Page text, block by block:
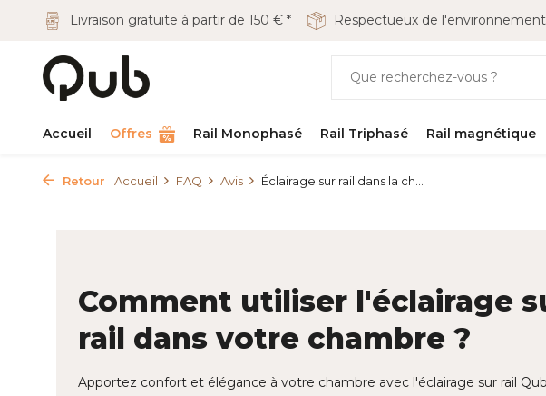
Livraison gratuite à partir de 150 € * Respectueux de l'environnement
Accueil Offres Rail Monophasé Rail Triphasé Rail magnétique
Retour Accueil FAQ Avis Éclairage sur rail dans la ch...
Comment utiliser l'éclairage
rail dans votre chambre ?
Apportez confort et élégance à votre chambre avec l'éclairage sur rail